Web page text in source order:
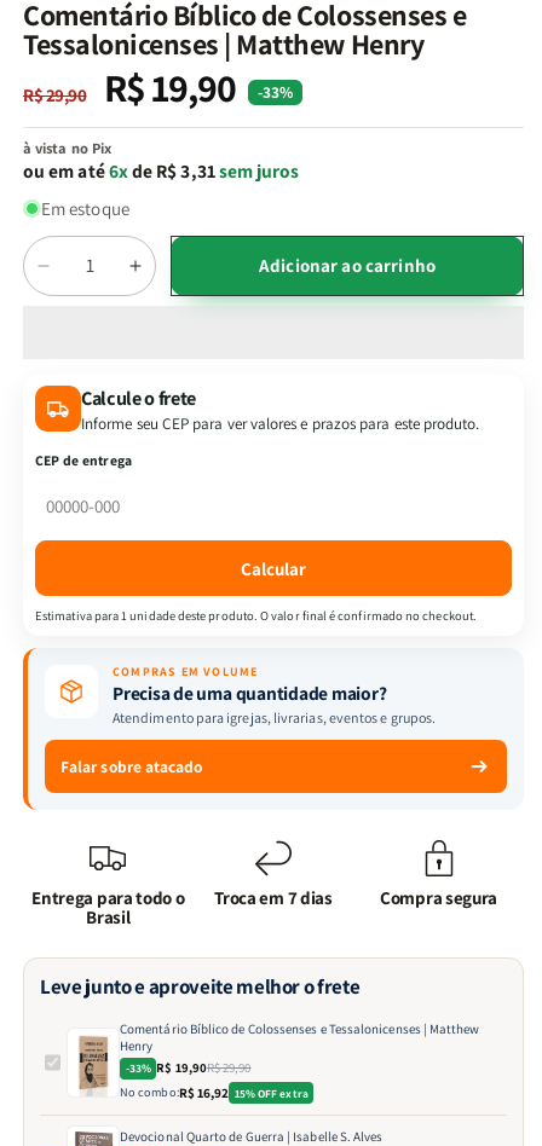
janela
modal
Comentário Bíblico de Colossenses e
Tessalonicenses | Matthew Henry
Preço
normal
R$ 29,90
Preço
promocional
R$ 19,90 -33%
à vista no Pix
ou em até6xde R$ 3,31sem juros
Em estoque
Quantidade
Diminuir
a
Bíblico
de
Colossenses
Tessalonicenses
Aumentar
a
Bíblico
de
Adicionar ao carrinho
Calcule o frete
Informe seu CEP para ver valores e prazos para este produto.
CEP de entrega
Calcular
Estimativa para 1 unidade deste produto. O valor final é confirmado no checkout.
COMPRAS EM VOLUME
Precisa de uma quantidade maior?
Atendimento para igrejas, livrarias, eventos e grupos.
Falar sobre atacado
Entrega para todo o
Brasil
Troca em 7 dias Compra segura
Leve junto e aproveite melhor o frete
Comentário Bíblico de Colossenses e Tessalonicenses | Matthew
Henry
-33% R$ 19,90R$ 29,90
No combo:R$ 16,92 15% OFF extra
Devocional Quarto de Guerra | Isabelle S. Alves